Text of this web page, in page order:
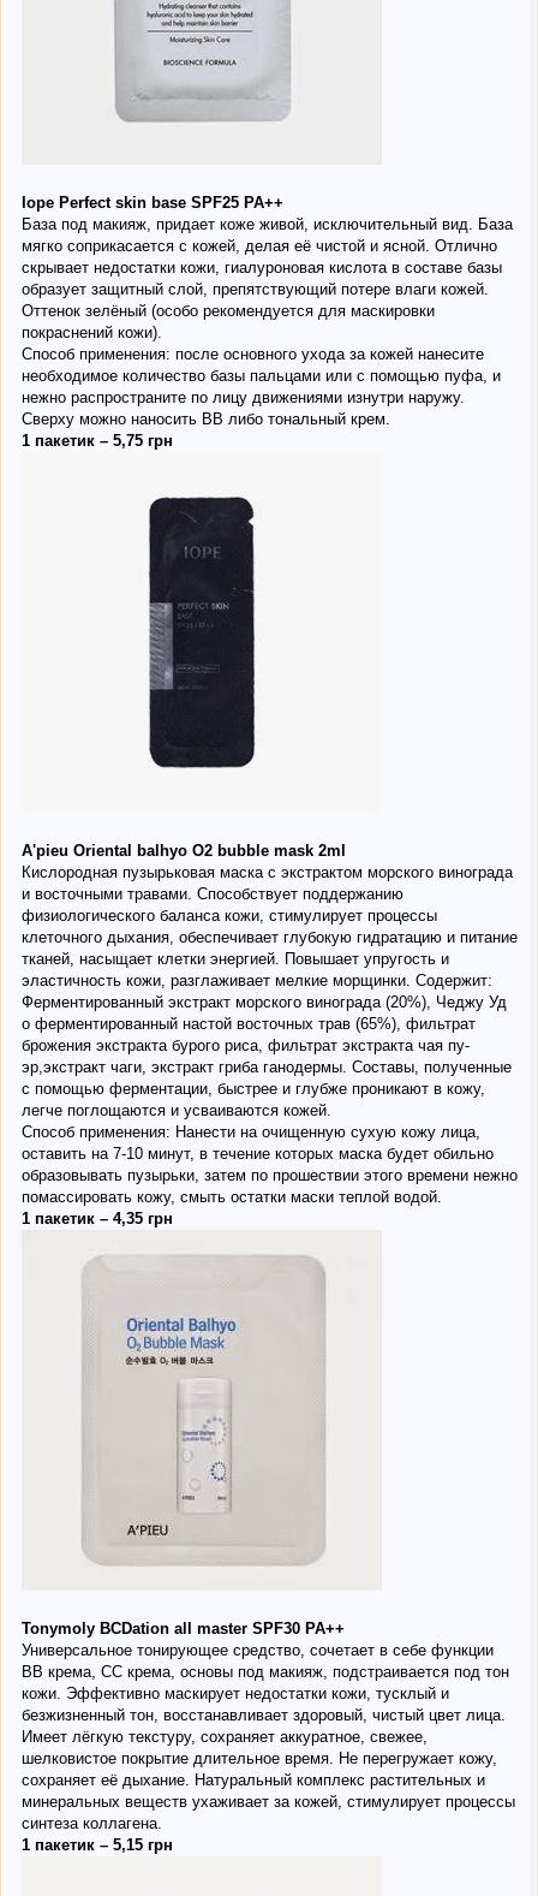
Iope Perfect skin base SPF25 PA++
База под макияж, придает коже живой, исключительный вид. База
мягко соприкасается с кожей, делая её чистой и ясной. Отлично
скрывает недостатки кожи, гиалуроновая кислота в составе базы
образует защитный слой, препятствующий потере влаги кожей.
Оттенок зелёный (особо рекомендуется для маскировки
покраснений кожи).
Способ применения: после основного ухода за кожей нанесите
необходимое количество базы пальцами или с помощью пуфа, и
нежно распространите по лицу движениями изнутри наружу.
Сверху можно наносить ВВ либо тональный крем.
1 пакетик – 5,75 грн
A'pieu Oriental balhyo O2 bubble mask 2ml
Кислородная пузырьковая маска с экстрактом морского винограда
и восточными травами. Способствует поддержанию
физиологического баланса кожи, стимулирует процессы
клеточного дыхания, обеспечивает глубокую гидратацию и питание
тканей, насыщает клетки энергией. Повышает упругость и
эластичность кожи, разглаживает мелкие морщинки. Содержит:
Ферментированный экстракт морского винограда (20%), Чеджу Уд
о ферментированный настой восточных трав (65%), фильтрат
брожения экстракта бурого риса, фильтрат экстракта чая пу-
эр,экстракт чаги, экстракт гриба ганодермы. Составы, полученные
с помощью ферментации, быстрее и глубже проникают в кожу,
легче поглощаются и усваиваются кожей.
Способ применения: Нанести на очищенную сухую кожу лица,
оставить на 7-10 минут, в течение которых маска будет обильно
образовывать пузырьки, затем по прошествии этого времени нежно
помассировать кожу, смыть остатки маски теплой водой.
1 пакетик – 4,35 грн
Tonymoly BCDation all master SPF30 PA++
Универсальное тонирующее средство, сочетает в себе функции
ВВ крема, СС крема, основы под макияж, подстраивается под тон
кожи. Эффективно маскирует недостатки кожи, тусклый и
безжизненный тон, восстанавливает здоровый, чистый цвет лица.
Имеет лёгкую текстуру, сохраняет аккуратное, свежее,
шелковистое покрытие длительное время. Не перегружает кожу,
сохраняет её дыхание. Натуральный комплекс растительных и
минеральных веществ ухаживает за кожей, стимулирует процессы
синтеза коллагена.
1 пакетик – 5,15 грн